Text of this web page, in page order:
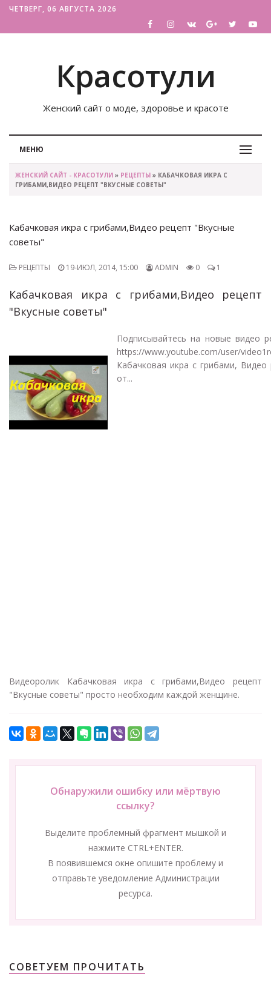
ЧЕТВЕРГ, 06 АВГУСТА 2026
Красотули
Женский сайт о моде, здоровье и красоте
МЕНЮ
ЖЕНСКИЙ САЙТ - КРАСОТУЛИ » РЕЦЕПТЫ » КАБАЧКОВАЯ ИКРА С
ГРИБАМИ,ВИДЕО РЕЦЕПТ "ВКУСНЫЕ СОВЕТЫ"
Кабачковая икра с грибами,Видео рецепт "Вкусные
советы"
РЕЦЕПТЫ 19-ИЮЛ, 2014, 15:00 ADMIN 0 1
Кабачковая икра с грибами,Видео рецепт
"Вкусные советы"
Подписывайтесь на новые видео
https://www.youtube.com/user/
Кабачковая икра с грибами, Видео
от...
Видеоролик Кабачковая икра с грибами,Видео рецепт
"Вкусные советы" просто необходим каждой женщине.
Обнаружили ошибку или мёртвую
ссылку?
Выделите проблемный фрагмент мышкой и
нажмите CTRL+ENTER.
В появившемся окне опишите проблему и
отправьте уведомление Администрации
ресурса.
СОВЕТУЕМ ПРОЧИТАТЬ